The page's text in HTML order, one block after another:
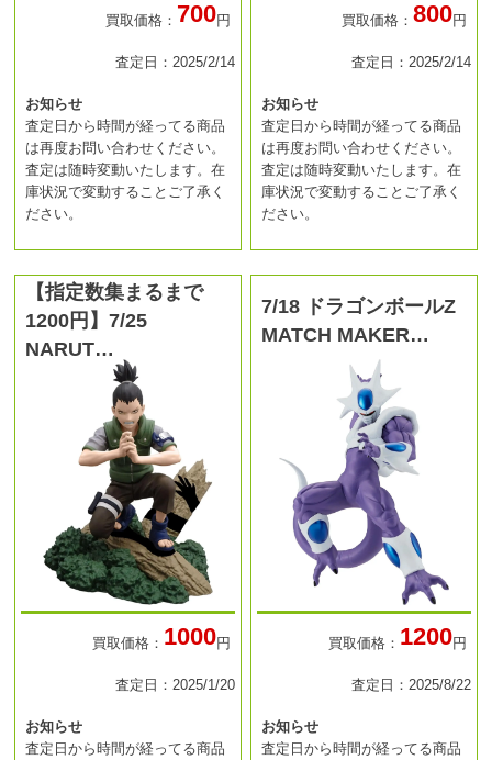
買取価格： 700円
査定日：2025/2/14
お知らせ
査定日から時間が経ってる商品
は再度お問い合わせください。
査定は随時変動いたします。在
庫状況で変動することご了承く
ださい。
買取価格： 800円
査定日：2025/2/14
お知らせ
査定日から時間が経ってる商品
は再度お問い合わせください。
査定は随時変動いたします。在
庫状況で変動することご了承く
ださい。
【指定数集まるまで
1200円】7/25
NARUT…
買取価格： 1000円
査定日：2025/1/20
お知らせ
査定日から時間が経ってる商品
7/18 ドラゴンボールZ
MATCH MAKER…
買取価格： 1200円
査定日：2025/8/22
お知らせ
査定日から時間が経ってる商品